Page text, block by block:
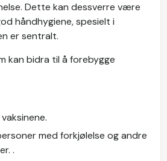
Dette kan dessverre være
håndhygiene, spesielt i
er sentralt.
kan bidra til å forebygge
med forkjølelse og andre
.